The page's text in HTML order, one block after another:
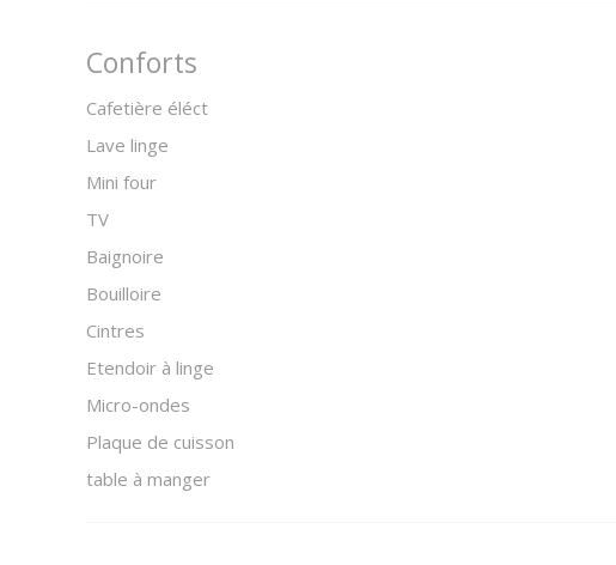
Conforts
Cafetière éléct
Lave linge
Mini four
TV
Baignoire
Bouilloire
Cintres
Etendoir à linge
Micro-ondes
Plaque de cuisson
table à manger